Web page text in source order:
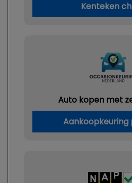
Kenteken
Auto kopen met
Aankoopkeuring